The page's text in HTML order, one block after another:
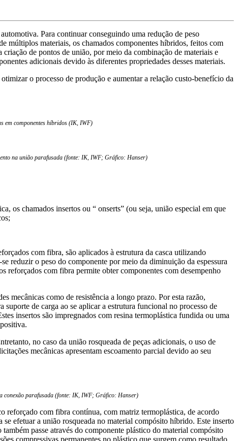
Para continuar conseguindo uma redução de peso
múltiplos materiais, os chamados componentes híbridos, feitos com
de pontos de união, por meio da combinação de materiais e
adicionais devido às diferentes propriedades desses materiais.
o processo de produção e aumentar a relação custo-benefício da
em componentes híbridos (IK, IWF)
na união parafusada (fonte: IK, IWF; Gráfico: Hanser)
os chamados insertos ou “ onserts” (ou seja, união especial em que
com fibra, são aplicados à estrutura da casca utilizando
reduzir o peso do componente por meio da diminuição da espessura
reforçados com fibra permite obter componentes com desempenho
mecânicas como de resistência a longo prazo. Por esta razão,
de carga ao se aplicar a estrutura funcional no processo de
insertos são impregnados com resina termoplástica fundida ou uma
no caso da união rosqueada de peças adicionais, o uso de
mecânicas apresentam escoamento parcial devido ao seu
conexão parafusada (fonte: IK, IWF; Gráfico: Hanser)
reforçado com fibra contínua, com matriz termoplástica, de acordo
efetuar a união rosqueada no material compósito híbrido. Este inserto
passe através do componente plástico do material compósito
compressivas permanentes no plástico que surgem como resultado